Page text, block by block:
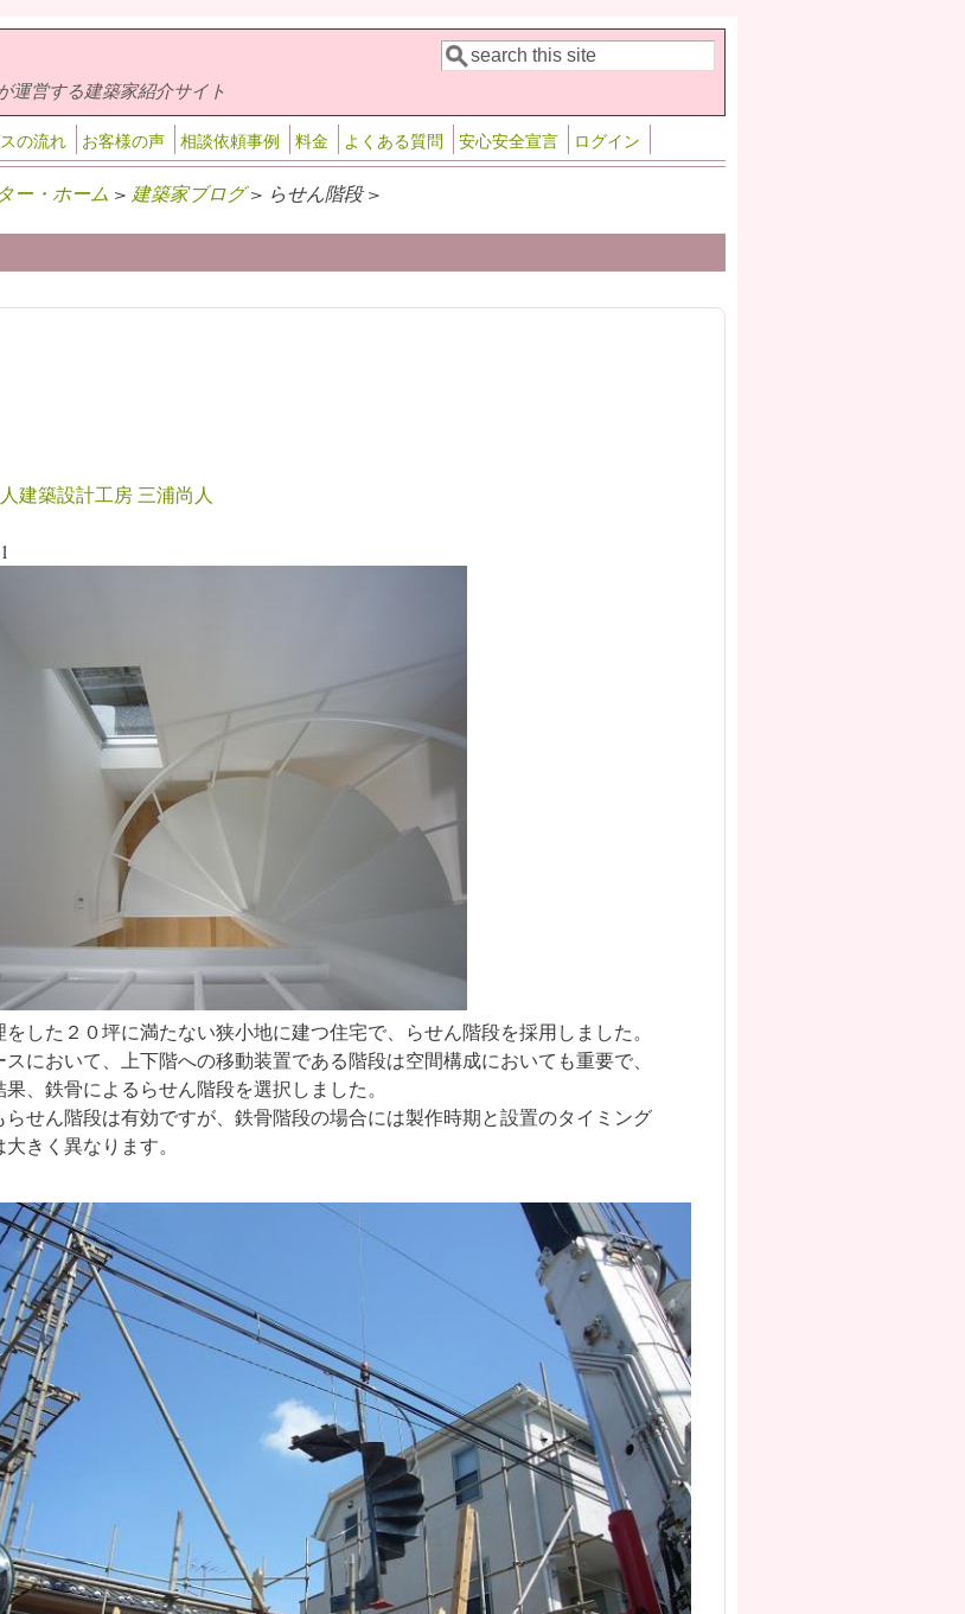
運営する建築家紹介サイト 検索フォーム
検索
の流れ お客様の声 相談依頼事例 料金 よくある質問 安心安全宣言 ログイン
ー・ホーム > 建築家ブログ> らせん階段 >
建築設計工房 三浦尚人
した２０坪に満たない狭小地に建つ住宅で、らせん階段を採用しました。
において、上下階への移動装置である階段は空間構成においても重要で、
、鉄骨によるらせん階段を選択しました。
らせん階段は有効ですが、鉄骨階段の場合には製作時期と設置のタイミング
きく異なります。